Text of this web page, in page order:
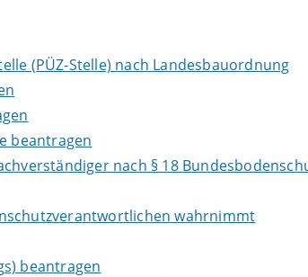
(PÜZ-Stelle) nach Landesbauordnung
beantragen
nach § 18
wahrnimmt
beantragen